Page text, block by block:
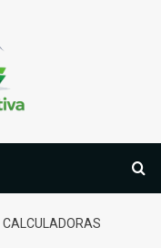
CALCULADORAS